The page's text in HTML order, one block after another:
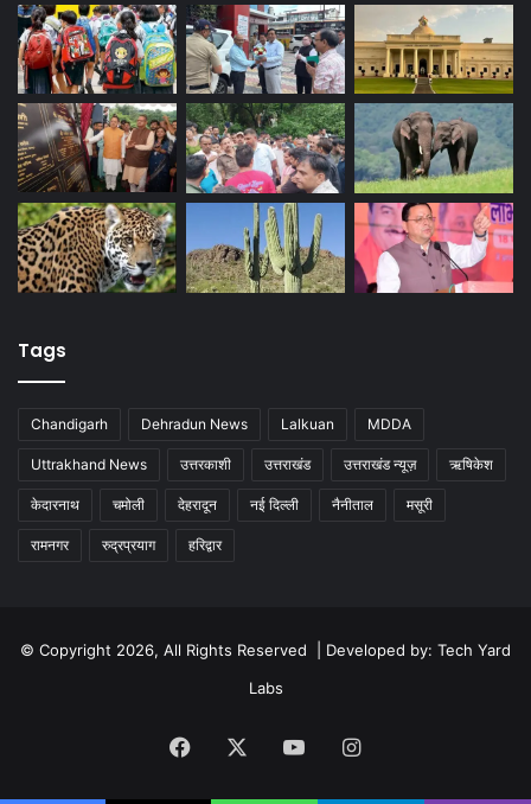
Tags
Chandigarh Dehradun News Lalkuan MDDA
Uttrakhand News उत्तरकाशी उत्तराखंड उत्तराखंड न्यूज़ ऋषिकेश
केदारनाथ चमोली देहरादून नई दिल्ली नैनीताल मसूरी
रामनगर रुद्रप्रयाग हरिद्वार
© Copyright 2026, All Rights Reserved | Developed by: Tech Yard
Labs
Facebook YouTubeInstagram